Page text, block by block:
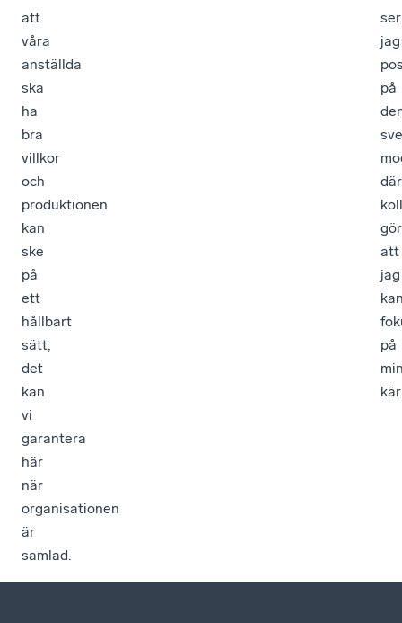
att
våra
anställda
ska
ha
bra
villkor
och
produktionen
kan
ske
på
ett
hållbart
sätt,
det
kan
vi
garantera
här
när
organisationen
är
samlad.
ser
jag
på
där
gör
att
jag
på